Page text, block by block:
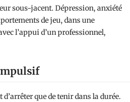
sous-jacent. Dépression, anxiété
de jeu, dans une
l’appui d’un professionnel,
que de tenir dans la durée.